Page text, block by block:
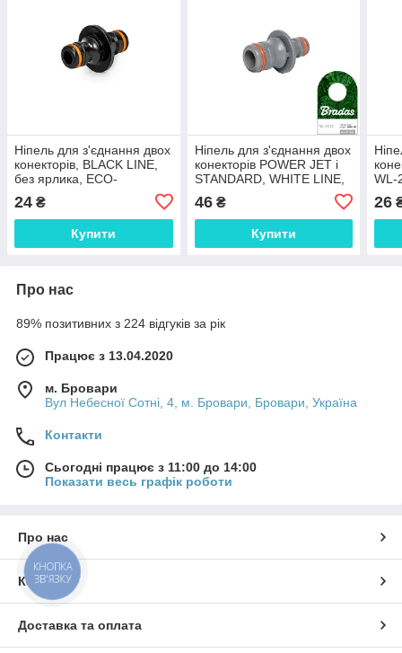
Ніпель для з'єднання двох
конекторів, BLACK LINE,
без ярлика, ECO-
24 ₴
Купити
Ніпель для з'єднання двох
конекторів POWER JET і
STANDARD, WHITE LINE,
46₴
Купити
WL-
26
Про нас
89% позитивних з 224 відгуків за рік
Працює з 13.04.2020
м. Бровари
Вул Небесної Сотні, 4, м. Бровари, Бровари, Україна
Контакти
Сьогодні працює з 11:00 до 14:00
Показати весь графік роботи
Про нас
Контакти
Доставка та оплата
КНОПКА
ЗВ'ЯЗКУ